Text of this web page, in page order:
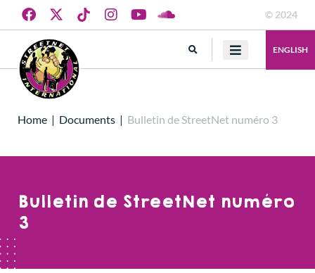
© 2024
ENGLISH
Home | Documents | Bulletin de StreetNet numéro 3
Bulletin de StreetNet numéro
3